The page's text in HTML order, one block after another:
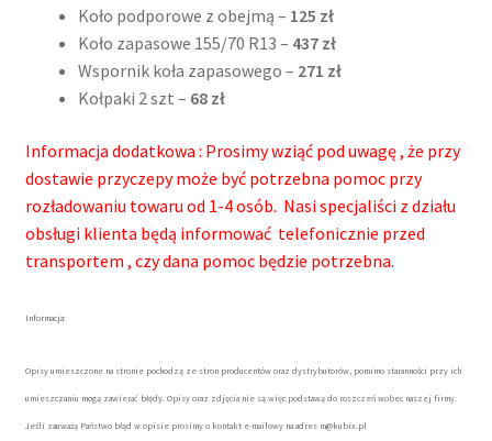
Koło podporowe z obejmą – 125 zł
Koło zapasowe 155/70 R13 – 437 zł
Wspornik koła zapasowego – 271 zł
Kołpaki 2 szt – 68 zł
Informacja dodatkowa : Prosimy wziąć pod uwagę , że przy
dostawie przyczepy może być potrzebna pomoc przy
rozładowaniu towaru od 1-4 osób. Nasi specjaliści z działu
obsługi klienta będą informować telefonicznie przed
transportem , czy dana pomoc będzie potrzebna.
Informacja:
Opisy umieszczone na stronie pochodzą ze stron producentów oraz dystrybutorów, pomimo staranności przy ich
umieszczaniu mogą zawierać błędy. Opisy oraz zdjęcia nie są więc podstawą do roszczeń wobec naszej firmy.
Jeśli zauważą Państwo błąd w opisie prosimy o kontakt e-mailowy na adres m@kubix.pl